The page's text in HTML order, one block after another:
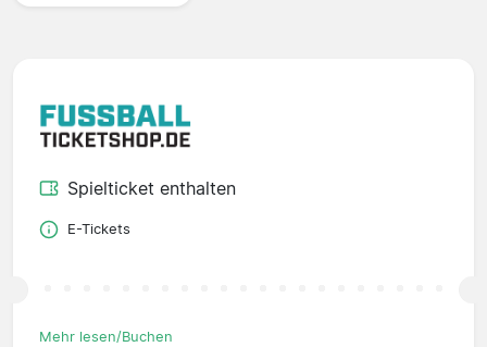
Spielticket enthalten
E-Tickets
Mehr lesen/Buchen